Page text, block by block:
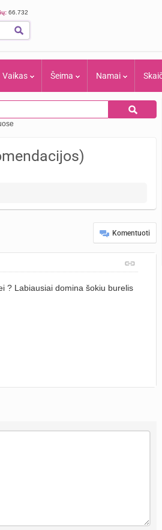
66.732
Vaikas Šeima Namai
Komentuoti
? Labiausiai domina šokiu burelis